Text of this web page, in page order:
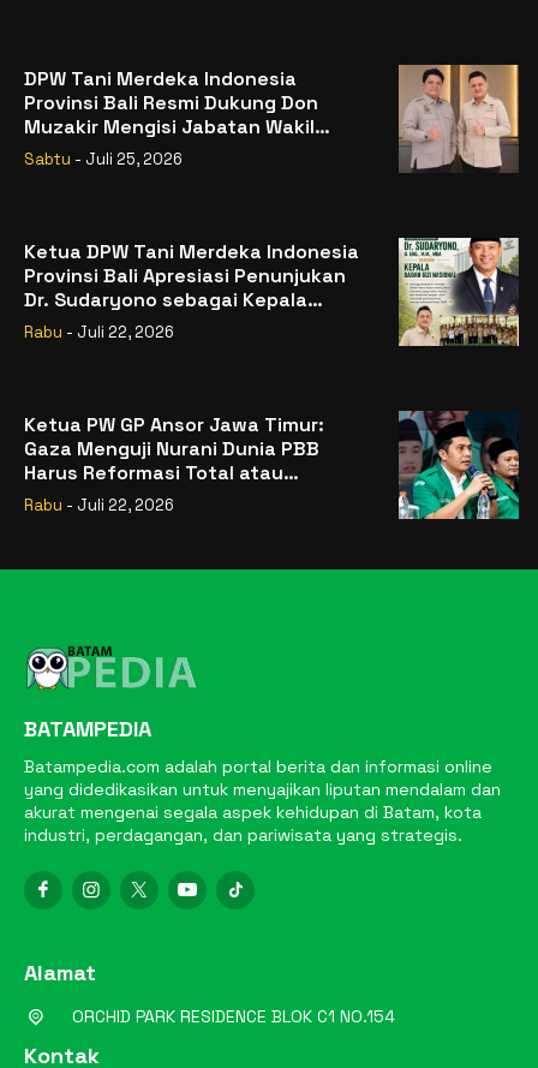
DPW Tani Merdeka Indonesia
Provinsi Bali Resmi Dukung Don
Muzakir Mengisi Jabatan Wakil
Menteri Pertanian RI
Sabtu - Juli 25, 2026
Ketua DPW Tani Merdeka Indonesia
Provinsi Bali Apresiasi Penunjukan
Dr. Sudaryono sebagai Kepala
Badan Gizi Nasional
Rabu - Juli 22, 2026
Ketua PW GP Ansor Jawa Timur:
Gaza Menguji Nurani Dunia PBB
Harus Reformasi Total atau
Kehilangan Legitimasi
Rabu - Juli 22, 2026
BATAMPEDIA
Batampedia.com adalah portal berita dan informasi online
yang didedikasikan untuk menyajikan liputan mendalam dan
akurat mengenai segala aspek kehidupan di Batam, kota
industri, perdagangan, dan pariwisata yang strategis.
Alamat
ORCHID PARK RESIDENCE BLOK C1 NO.154
Kontak